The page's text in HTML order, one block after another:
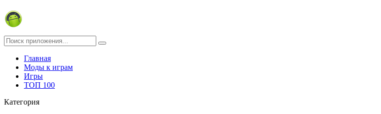
Главная
Моды к играм
Игры
ТОП 100
Категория